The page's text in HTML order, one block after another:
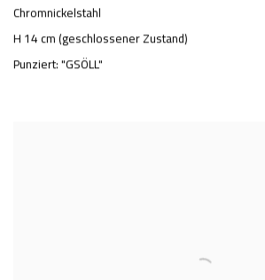
Chromnickelstahl
H 14 cm (geschlossener Zustand)
Punziert: "GSÖLL"